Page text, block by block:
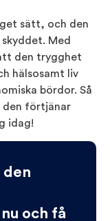
sätt, och den
Med
den trygghet
hälsosamt liv
bördor. Så
den förtjänar
idag!
och få